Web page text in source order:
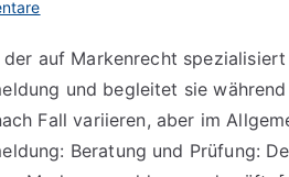
zu
eines
Markenanwalts
bei
einer
Markenanmeldung
der auf Markenrecht
und begleitet sie
Fall variieren, aber im
Beratung und Prüfung: